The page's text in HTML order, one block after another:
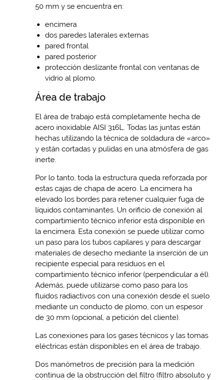
50 mm y se encuentra en:
encimera
dos paredes laterales externas
pared frontal
pared posterior
protección deslizante frontal con ventanas de
vidrio al plomo.
Área de trabajo
El área de trabajo está completamente hecha de
acero inoxidable AISI 316L. Todas las juntas están
hechas utilizando la técnica de soldadura de «arco»
y están cortadas y pulidas en una atmósfera de gas
inerte.
Por lo tanto, toda la estructura queda reforzada por
estas cajas de chapa de acero. La encimera ha
elevado los bordes para retener cualquier fuga de
líquidos contaminantes. Un orificio de conexión al
compartimiento técnico inferior está disponible en
la encimera. Esta conexión se puede utilizar como
un paso para los tubos capilares y para descargar
materiales de desecho mediante la inserción de un
recipiente especial para residuos en el
compartimiento técnico inferior (perpendicular a él).
Además, puede utilizarse como paso para los
fluidos radiactivos con una conexión desde el suelo
mediante un conducto de plomo, con un espesor
de 30 mm (opcional, a petición del cliente).
Las conexiones para los gases técnicos y las tomas
eléctricas están disponibles en el área de trabajo.
Dos manómetros de precisión para la medición
continua de la obstrucción del filtro (filtro absoluto y